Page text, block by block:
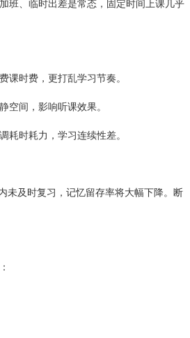
班、临时出差是常态，固定时间上课几乎
课时费，更打乱学习节奏。
空间，影响听课效果。
耗时耗力，学习连续性差。
未及时复习，记忆留存率将大幅下降。断